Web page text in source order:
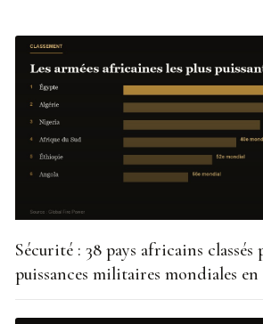
Sécurité : 38 pays africains classés
puissances militaires mondiales en